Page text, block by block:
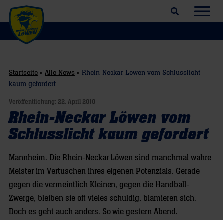
Suchfeld öffnen
Startseite » Alle News » Rhein-Neckar Löwen vom Schlusslicht
kaum gefordert
Veröffentlichung: 22. April 2010
Rhein-Neckar Löwen vom
Schlusslicht kaum gefordert
Mannheim. Die Rhein-Neckar Löwen sind manchmal wahre
Meister im Vertuschen ihres eigenen Potenzials. Gerade
gegen die vermeintlich Kleinen, gegen die Handball-
Zwerge, bleiben sie oft vieles schuldig, blamieren sich.
Doch es geht auch anders. So wie gestern Abend.